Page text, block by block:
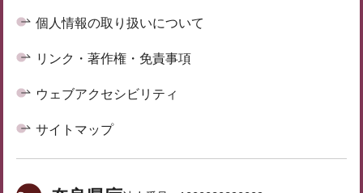
個人情報の取り扱いについて
リンク・著作権・免責事項
ウェブアクセシビリティ
サイトマップ